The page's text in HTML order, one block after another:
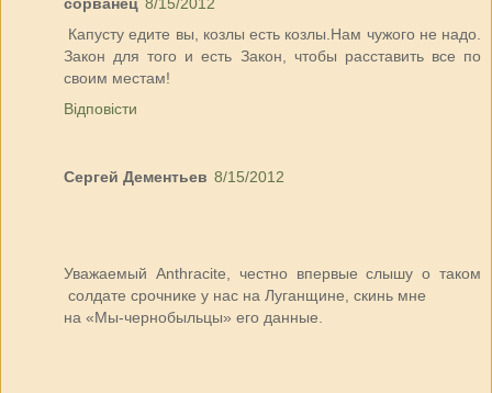
Капусту едите вы, козлы есть козлы.Нам чужого не надо.
Закон для того и есть Закон, чтобы расставить все по
своим местам!
Відповісти
Сергей Дементьев 8/15/2012
Уважаемый Anthracite, честно впервые слышу о таком
солдате срочнике у нас на Луганщине, скинь мне
на «Мы-чернобыльцы» его данные.